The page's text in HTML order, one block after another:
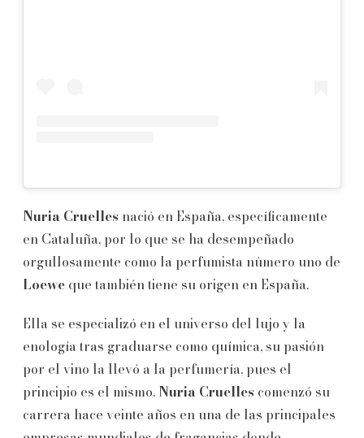
Nuria Cruelles nació en España, específicamente
en Cataluña, por lo que se ha desempeñado
orgullosamente como la perfumista número uno de
Loewe que también tiene su origen en España.
Ella se especializó en el universo del lujo y la
enología tras graduarse como química, su pasión
por el vino la llevó a la perfumería, pues el
principio es el mismo.Nuria Cruelles comenzó su
carrera hace veinte años en una de las principales